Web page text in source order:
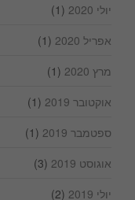
יולי 2020
(1)
אפריל 2020
(1)
מרץ 2020
(1)
אוקטובר 2019
(1)
ספטמבר 2019
(1)
אוגוסט 2019
(3)
יולי 2019
(2)